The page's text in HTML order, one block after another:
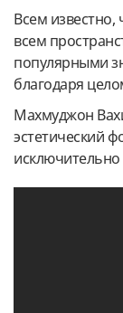
Всем известно,
всем
популярными
благодаря
Махмуджон
эстетический
исключительно